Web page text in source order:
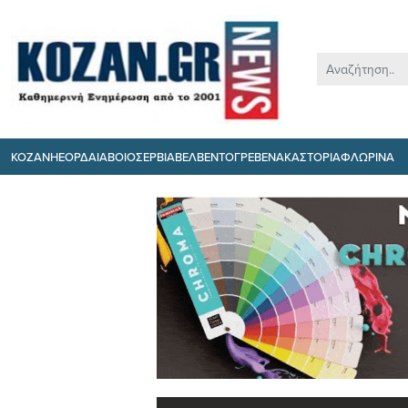
ΚΟΖΑΝΗΕΟΡΔΑΙΑΒΟΙΟΣΕΡΒΙΑΒΕΛΒΕΝΤΟΓΡΕΒΕΝΑΚΑΣΤΟΡΙΑΦΛΩΡΙΝΑ